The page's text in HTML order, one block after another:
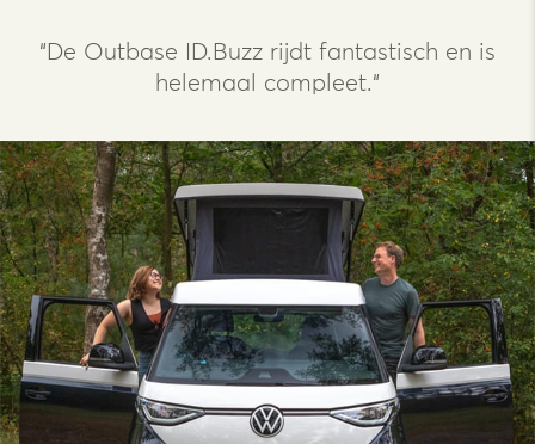
“De Outbase ID.Buzz rijdt fantastisch en is
helemaal compleet.“